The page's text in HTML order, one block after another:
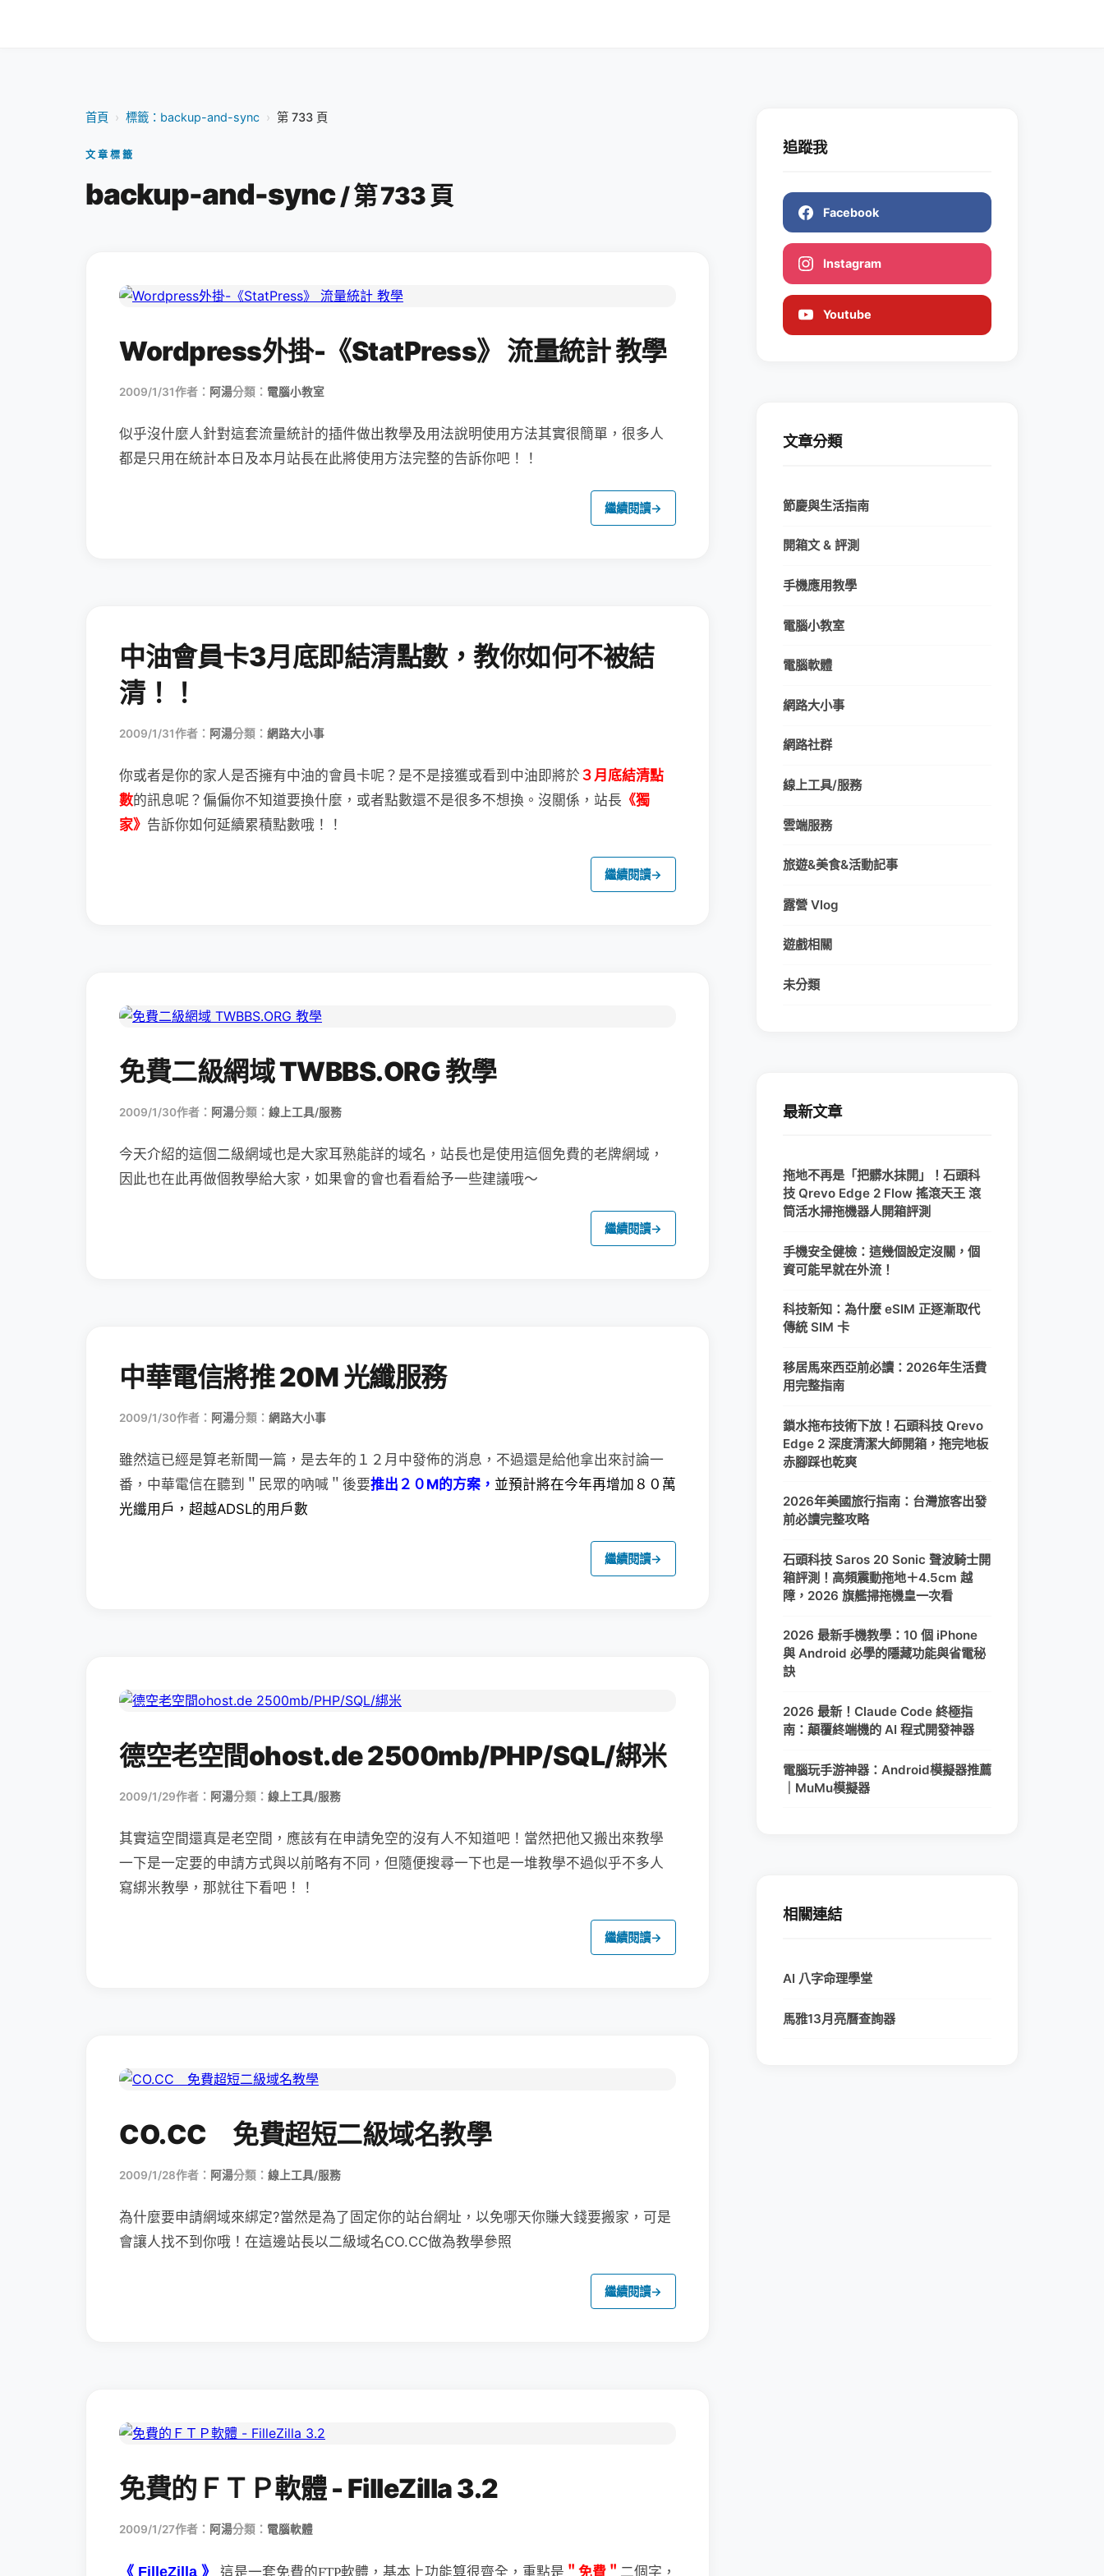
首頁 › 標籤：backup-and-sync › 第 733 頁
文章標籤
backup-and-sync/ 第 733 頁
Wordpress外掛-《StatPress》 流量統計 教學
2009/1/31作者： 阿湯分類： 電腦小教室
似乎沒什麼人針對這套流量統計的插件做出教學及用法說明使用方法其實很簡單，很多人
都是只用在統計本日及本月站長在此將使用方法完整的告訴你吧！！
繼續閱讀→
中油會員卡3月底即結清點數，教你如何不被結
清！！
2009/1/31作者： 阿湯分類： 網路大小事
你或者是你的家人是否擁有中油的會員卡呢？ 是不是接獲或看到中油即將於 ３月底結清點
數的訊息呢？ 偏偏你不知道要換什麼，或者點數還不是很多不想換。 沒關係，站長 《獨
家》 告訴你如何延續累積點數哦！！
繼續閱讀→
免費二級網域 TWBBS.ORG 教學
2009/1/30作者： 阿湯分類： 線上工具/服務
今天介紹的這個二級網域也是大家耳熟能詳的域名，站長也是使用這個免費的老牌網域，
因此也在此再做個教學給大家，如果會的會也看看給予一些建議哦～
繼續閱讀→
中華電信將推 20M 光纖服務
2009/1/30作者： 阿湯分類： 網路大小事
雖然這已經是算老新聞一篇，是去年的１２月中發佈的消息， 不過還是給他拿出來討論一
番，中華電信在聽到＂民眾的吶喊＂後要推出２０M的方案， 並預計將在今年再增加８０萬
光纖用戶，超越ADSL的用戶數
繼續閱讀→
德空老空間ohost.de 2500mb/PHP/SQL/綁米
2009/1/29作者： 阿湯分類： 線上工具/服務
其實這空間還真是老空間，應該有在申請免空的沒有人不知道吧！當然把他又搬出來教學
一下是一定要的申請方式與以前略有不同，但隨便搜尋一下也是一堆教學不過似乎不多人
寫綁米教學，那就往下看吧！！
繼續閱讀→
CO.CC 免費超短二級域名教學
2009/1/28作者： 阿湯分類： 線上工具/服務
為什麼要申請網域來綁定?當然是為了固定你的站台網址，以免哪天你賺大錢要搬家，可是
會讓人找不到你哦！在這邊站長以二級域名CO.CC做為教學參照
繼續閱讀→
免費的ＦＴＰ軟體 - FilleZilla 3.2
2009/1/27作者： 阿湯分類： 電腦軟體
《 FilleZilla 》 這是一套免費的FTP軟體，基本上功能算很齊全，重點是 ＂免費＂ 二個字，
追蹤我
Facebook
Instagram
Youtube
文章分類
節慶與生活指南
開箱文 & 評測
手機應用教學
電腦小教室
電腦軟體
網路大小事
網路社群
線上工具/服務
雲端服務
旅遊&美食&活動記事
露營 Vlog
遊戲相關
未分類
最新文章
拖地不再是「把髒水抹開」！石頭科
技 Qrevo Edge 2 Flow 搖滾天王 滾
筒活水掃拖機器人開箱評測
手機安全健檢：這幾個設定沒關，個
資可能早就在外流！
科技新知：為什麼 eSIM 正逐漸取代
傳統 SIM 卡
移居馬來西亞前必讀：2026年生活費
用完整指南
鎖水拖布技術下放！石頭科技 Qrevo
Edge 2 深度清潔大師開箱，拖完地板
赤腳踩也乾爽
2026年美國旅行指南：台灣旅客出發
前必讀完整攻略
石頭科技 Saros 20 Sonic 聲波騎士開
箱評測！高頻震動拖地＋4.5cm 越
障，2026 旗艦掃拖機皇一次看
2026 最新手機教學：10 個 iPhone
與 Android 必學的隱藏功能與省電秘
訣
2026 最新！Claude Code 終極指
南：顛覆終端機的 AI 程式開發神器
電腦玩手游神器：Android模擬器推薦
｜MuMu模擬器
相關連結
AI 八字命理學堂
馬雅13月亮曆查詢器